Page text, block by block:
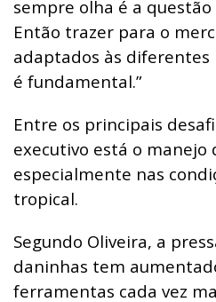
sempre olha é a
Então trazer para o
adaptados às diferentes
é fundamental.”
Entre os principais
executivo está o
especialmente nas
tropical.
Segundo Oliveira, a
daninhas tem
ferramentas cada vez